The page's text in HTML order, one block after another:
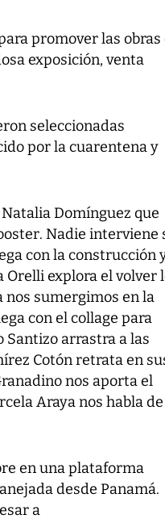
promover las obras
exposición, venta
seleccionadas
por la cuarentena y
Natalia Domínguez que
. Nadie interviene
con la construcción
Orelliexplora el volver
nos sumergimos en la
con el collage para
Santizo arrastra a las
Cotónretrata en
nos aporta el
Arayanos habla de
en una plataforma
desde Panamá.
a